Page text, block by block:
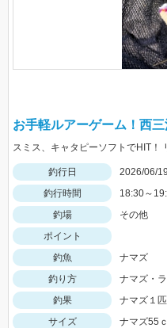
お手軽ルアーゲーム！西
釣行日
2026/06/19
釣行時間
18:30～
釣場
その他
ポイント
釣魚
ナマズ
釣り方
ナマズ・
釣果
ナマズ１匹
サイズ
ナマズ55